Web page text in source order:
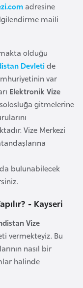
adresine
maili
olduğu
Devletide
var
Elektronik Vize
gitmelerine
Vize Merkezi
bulunabilecek
- Kayseri
Vize
vermekteyiz. Bu
nasıl bir
halinde